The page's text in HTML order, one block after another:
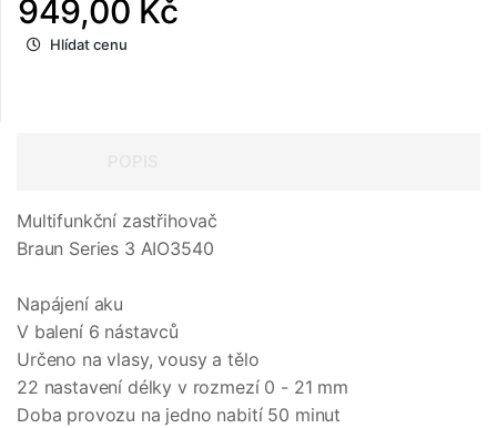
949,00 Kč
Hlídat cenu
Multifunkční zastřihovač
Braun Series 3 AIO3540
Napájení aku
V balení 6 nástavců
Určeno na vlasy, vousy a tělo
22 nastavení délky v rozmezí 0 - 21 mm
Doba provozu na jedno nabití 50 minut